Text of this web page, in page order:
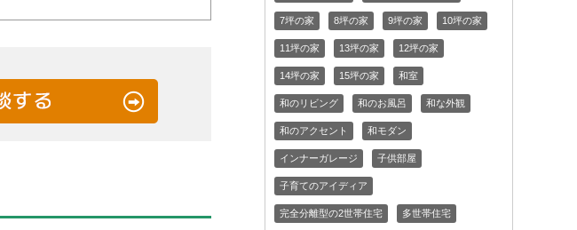
7坪の家 8坪の家 9坪の家 10坪の家
11坪の家 13坪の家 12坪の家
14坪の家 15坪の家 和室
和のリビング 和のお風呂 和な外観
和のアクセント 和モダン
インナーガレージ 子供部屋
子育てのアイディア
完全分離型の2世帯住宅 多世帯住宅